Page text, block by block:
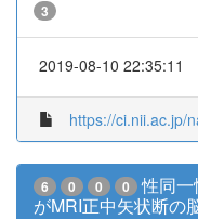
3
2019-08-10 22:35:11
https://ci.nii.ac.jp/
6 0 0 0
性同
がMRI正中矢状断の